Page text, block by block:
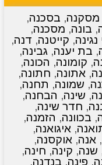
מסקנה, בסכנה,
, בונה, מסכנה,
נגינה, קייטנה, דנה,
, בת יענה, גבינה,
, קומונה, הכונה,
, אתונה, חתונה,
, שמונה, תחנה,
, שינה, הבחנה,
, חדר שינה,
, בכוונה, הזמנה,
, איגואנה,
, אנה, אוקסנה,
שנה, קינה, חינה,
, פינה, בנדנה,